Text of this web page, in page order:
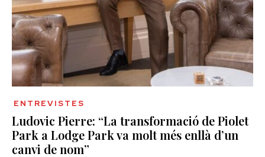
ENTREVISTES
Ludovic Pierre: “La transformació de Piolet
Park a Lodge Park va molt més enllà d’un
canvi de nom”